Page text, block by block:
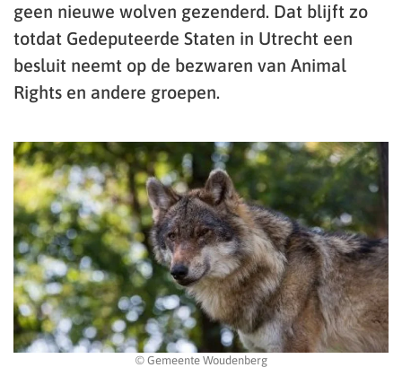
geen nieuwe wolven gezenderd. Dat blijft zo
totdat Gedeputeerde Staten in Utrecht een
besluit neemt op de bezwaren van Animal
Rights en andere groepen.
© Gemeente Woudenberg